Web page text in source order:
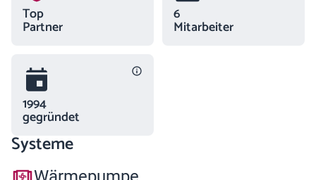
Top
Partner
6
Mitarbeiter
1994
gegründet
Systeme